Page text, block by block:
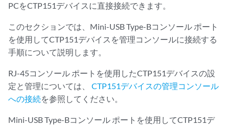
PCをCTP151デバイスに直接接続できます。
このセクションでは、Mini-USB Type-Bコンソール ポート
を使用してCTP151デバイスを管理コンソールに接続する
手順について説明します。
RJ-45コンソール ポートを使用したCTP151デバイスの設
定と管理については、 CTP151デバイスの管理コンソール
への接続を参照してください。
Mini-USB Type-Bコンソール ポートを使用してCTP151デ